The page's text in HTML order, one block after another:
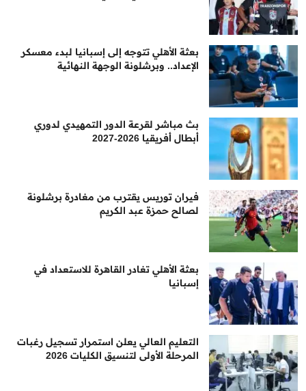
بعثة الأهلي تتوجه إلى إسبانيا لبدء معسكر
الإعداد.. وبرشلونة الوجهة النهائية
بث مباشر لقرعة الدور التمهيدي لدوري
أبطال أفريقيا 2026-2027
فيران توريس يقترب من مغادرة برشلونة
لصالح حمزة عبد الكريم
بعثة الأهلي تغادر القاهرة للاستعداد في
إسبانيا
التعليم العالي يعلن استمرار تسجيل رغبات
المرحلة الأولى لتنسيق الكليات 2026